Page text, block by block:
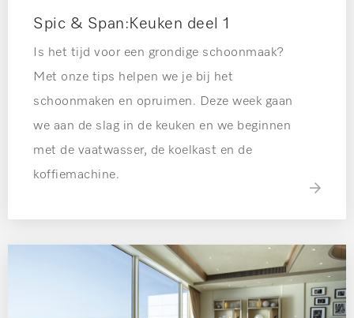
Spic & Span:Keuken deel 1
Is het tijd voor een grondige schoonmaak?
Met onze tips helpen we je bij het
schoonmaken en opruimen. Deze week gaan
we aan de slag in de keuken en we beginnen
met de vaatwasser, de koelkast en de
koffiemachine.